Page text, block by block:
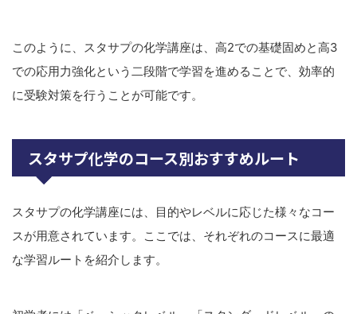
このように、スタサプの化学講座は、高2での基礎固めと高3
での応用力強化という二段階で学習を進めることで、効率的
に受験対策を行うことが可能です。
スタサプ化学のコース別おすすめルート
スタサプの化学講座には、目的やレベルに応じた様々なコー
スが用意されています。ここでは、それぞれのコースに最適
な学習ルートを紹介します。